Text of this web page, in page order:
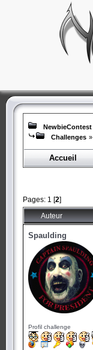
NewbieContest
Challenges »
Accueil
Pages: 1 [2]
Auteur
Spaulding
Profil challenge